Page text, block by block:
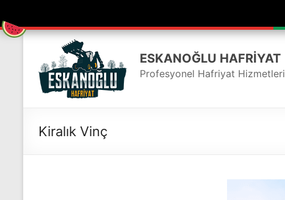
Skip
content
ESKANOĞLU HAFRIYAT
Profesyonel Hafriyat Hizmetleri
Kiralık Vinç